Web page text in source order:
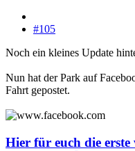
#105
Noch ein kleines Update
Nun hat der Park auf
Fahrt gepostet.
Hier für euch die